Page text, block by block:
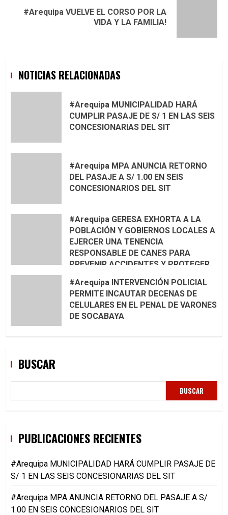
Next#Arequipa VUELVE EL CORSO POR LA
VIDA Y LA FAMILIA!
NOTICIAS RELACIONADAS
#Arequipa MUNICIPALIDAD HARÁ
CUMPLIR PASAJE DE S/ 1 EN LAS SEIS
CONCESIONARIAS DEL SIT
#Arequipa MPA ANUNCIA RETORNO
DEL PASAJE A S/ 1.00 EN SEIS
CONCESIONARIOS DEL SIT
#Arequipa GERESA EXHORTA A LA
POBLACIÓN Y GOBIERNOS LOCALES A
EJERCER UNA TENENCIA
RESPONSABLE DE CANES PARA
PREVENIR ACCIDENTES Y PROTEGER
#Arequipa INTERVENCIÓN POLICIAL
PERMITE INCAUTAR DECENAS DE
CELULARES EN EL PENAL DE VARONES
DE SOCABAYA
BUSCAR
BUSCAR
PUBLICACIONES RECIENTES
#Arequipa MUNICIPALIDAD HARÁ CUMPLIR PASAJE DE
S/ 1 EN LAS SEIS CONCESIONARIAS DEL SIT
#Arequipa MPA ANUNCIA RETORNO DEL PASAJE A S/
1.00 EN SEIS CONCESIONARIOS DEL SIT